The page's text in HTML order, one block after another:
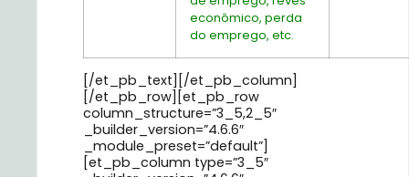
econômico, perda
do emprego, etc.
[/et_pb_text][/et_pb_column]
[/et_pb_row][et_pb_row
column_structure=”3_5,2_5″
_builder_version=”4.6.6″
_module_preset=”default”]
[et_pb_column type=”3_5″